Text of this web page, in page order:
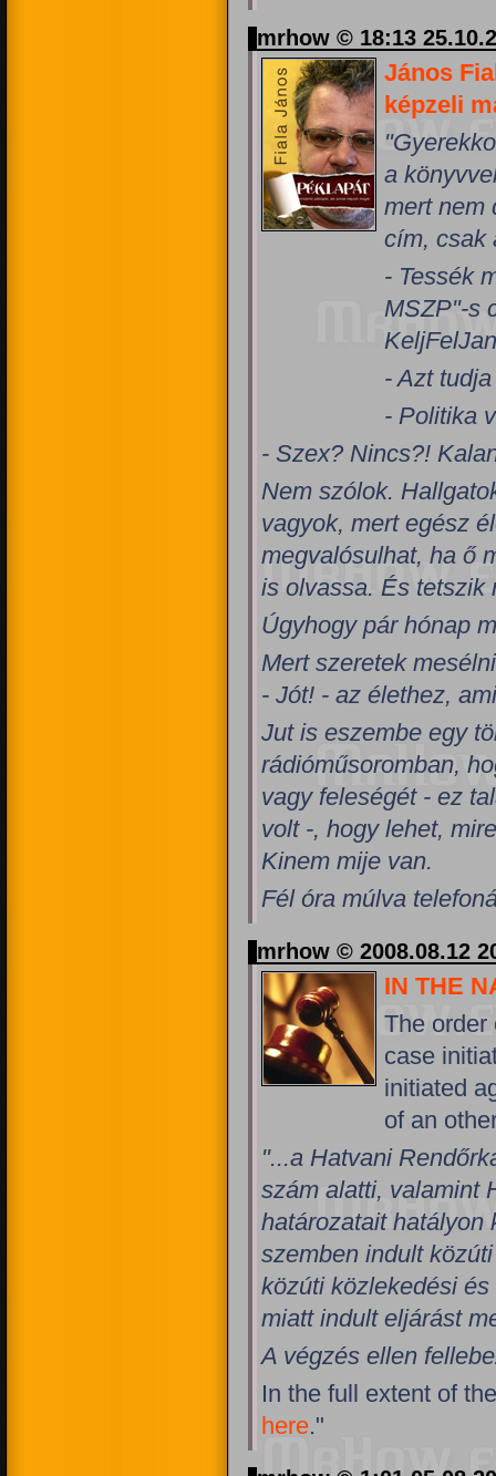
mrhow © 18:13
János
képzeli
a
mert nem
cím, csak
- Tessék
MSZP"-s
- Azt
- Politika
- Szex? Nincs?!
Nem szólok.
vagyok, mert egész
megvalósulhat, ha ő
is olvassa. És tetszik
Úgyhogy pár hónap
Mert szeretek
- Jót! - az élethez,
Jut is eszembe egy
rádióműsoromban,
vagy feleségét - ez
volt -, hogy lehet,
Kinem mije van.
Fél óra múlva
mrhow © 2008.08.12
IN THE
The order
case
initiated
of an
"...a Hatvani
szám alatti, valamint
határozatait hatályon
szemben indult
közúti közlekedési
miatt indult eljárást
A végzés ellen
In the full extent of
here."